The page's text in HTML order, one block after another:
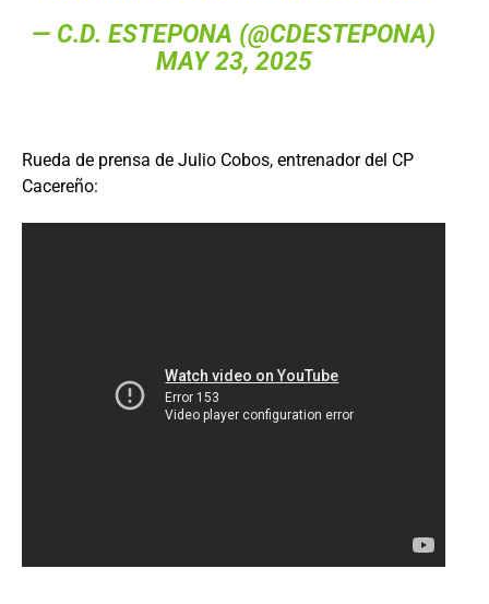
— C.D. ESTEPONA (@CDESTEPONA)
MAY 23, 2025
Rueda de prensa de Julio Cobos, entrenador del CP
Cacereño: